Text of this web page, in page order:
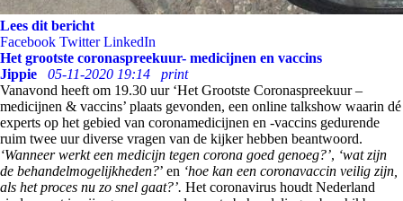
Lees dit bericht
Facebook Twitter LinkedIn
Het grootste coronaspreekuur- medicijnen en vaccins
Jippie
05-11-2020 19:14
print
Vanavond heeft om 19.30 uur ‘Het Grootste Coronaspreekuur –
medicijnen & vaccins’ plaats gevonden, een online talkshow waarin dé
experts op het gebied van coronamedicijnen en -vaccins gedurende
ruim twee uur diverse vragen van de kijker hebben beantwoord.
‘Wanneer werkt een medicijn tegen corona goed genoeg?’, ‘wat zijn
de behandelmogelijkheden?’ en ‘hoe kan een coronavaccin veilig zijn,
als het proces nu zo snel gaat?’. Het coronavirus houdt Nederland